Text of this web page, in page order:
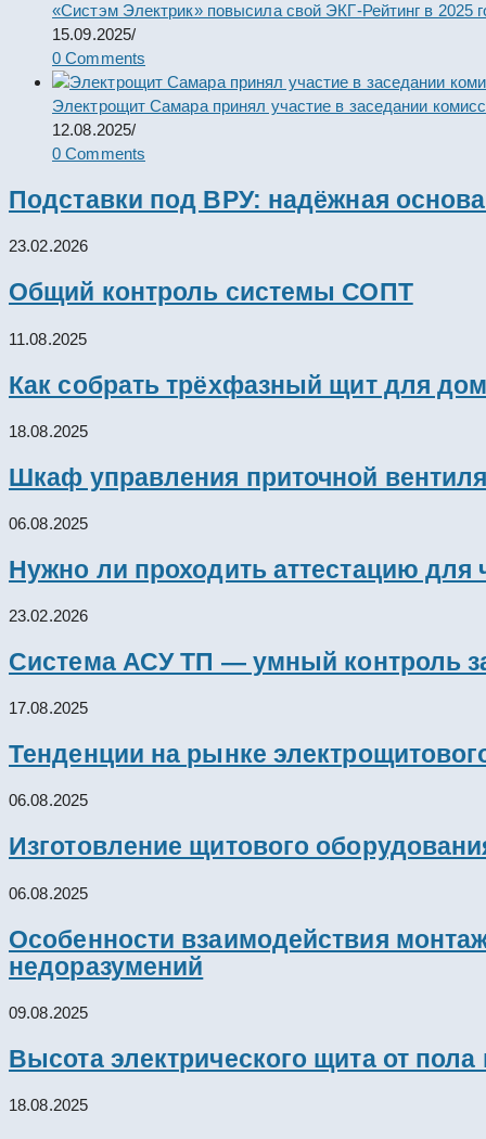
«Систэм Электрик» повысила свой ЭКГ-Рейтинг в 2025
15.09.2025/
0 Comments
Электрощит Самара принял участие в заседании
12.08.2025/
0 Comments
Подставки под ВРУ: надёжная
23.02.2026
Общий контроль системы СОПТ
11.08.2025
Как собрать трёхфазный щит для
18.08.2025
Шкаф управления приточной
06.08.2025
Нужно ли проходить аттестацию для
23.02.2026
Система АСУ ТП — умный контроль
17.08.2025
Тенденции на рынке
06.08.2025
Изготовление щитового
06.08.2025
Особенности взаимодействия
недоразумений
09.08.2025
Высота электрического щита от
18.08.2025